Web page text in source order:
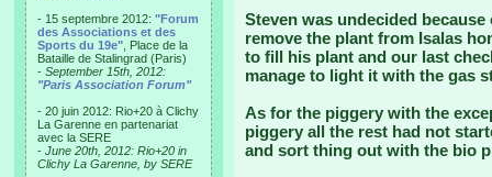
- 15 septembre 2012: "Forum
des Associations et des
Sports du 19e" , Place de la
Bataille de Stalingrad (Paris)
- September 15th, 2012:
"Paris Association Forum"
- 20 juin 2012: Rio+20 à Clichy
La Garenne en partenariat
avec la SERE
- June 20th, 2012: Rio+20 in
Clichy La Garenne, by SERE
Steven was undecided
remove the plant from Isalas
to fill his plant and our last
manage to light it with the gas
As for the piggery with the
piggery all the rest had not
and sort thing out with the bio